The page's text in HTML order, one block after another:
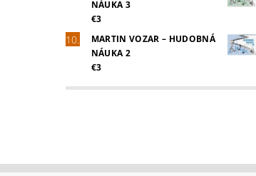
NÁUKA 3
€3
MARTIN VOZAR – HUDOBNÁ
NÁUKA 2
€3